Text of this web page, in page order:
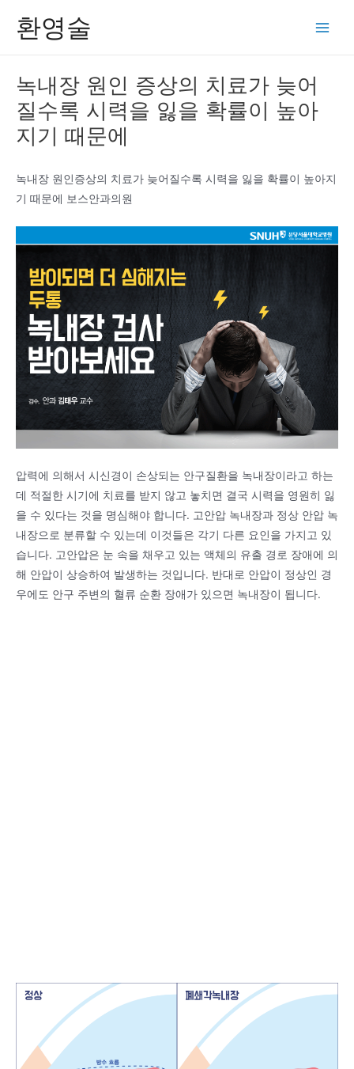
환영술
녹내장 원인 증상의 치료가 늦어
질수록 시력을 잃을 확률이 높아
지기 때문에
녹내장 원인증상의 치료가 늦어질수록 시력을 잃을 확률이 높아지
기 때문에 보스안과의원
압력에 의해서 시신경이 손상되는 안구질환을 녹내장이라고 하는
데 적절한 시기에 치료를 받지 않고 놓치면 결국 시력을 영원히 잃
을 수 있다는 것을 명심해야 합니다. 고안압 녹내장과 정상 안압 녹
내장으로 분류할 수 있는데 이것들은 각기 다른 요인을 가지고 있
습니다. 고안압은 눈 속을 채우고 있는 액체의 유출 경로 장애에 의
해 안압이 상승하여 발생하는 것입니다. 반대로 안압이 정상인 경
우에도 안구 주변의 혈류 순환 장애가 있으면 녹내장이 됩니다.